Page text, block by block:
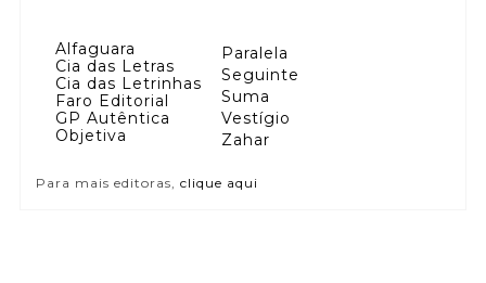
Alfaguara
Cia das Letras
Cia das Letrinhas
Faro Editorial
GP Autêntica
Objetiva
Paralela
Seguinte
Suma
Vestígio
Zahar
Para mais editoras, clique aqui